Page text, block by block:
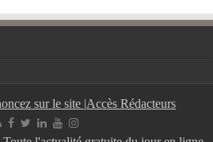
sur le site |Accès Rédacteurs